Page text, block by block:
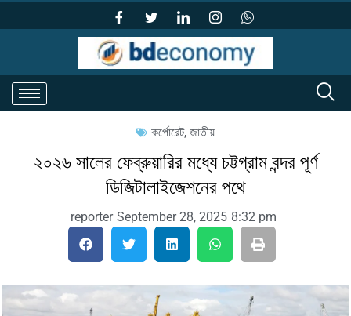
কর্পোরেট, জাতীয়
২০২৬ সালের ফেব্রুয়ারির মধ্যে চট্টগ্রাম বন্দর পূর্ণ
ডিজিটালাইজেশনের পথে
reporter September 28, 2025 8:32 pm